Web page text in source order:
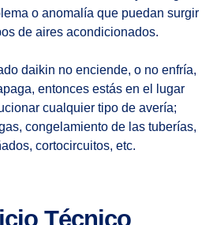
Técnico
o anomalía que puedan surgir
de aires acondicionados.
daikin no enciende, o no enfría,
entonces estás en el lugar
cualquier tipo de avería;
congelamiento de las tuberías,
cortocircuitos, etc.